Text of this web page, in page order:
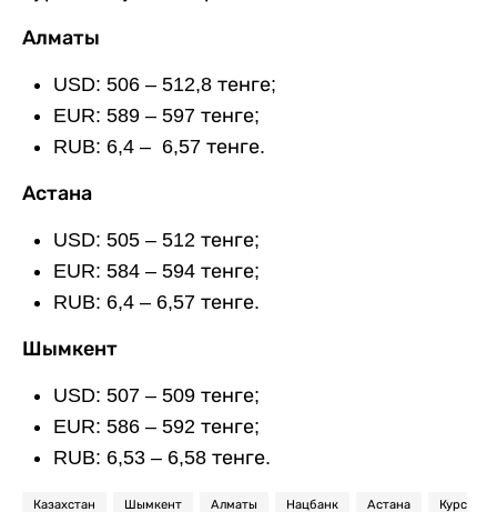
Алматы
USD: 506 – 512,8 тенге;
EUR: 589 – 597 тенге;
RUB: 6,4 – 6,57 тенге.
Астана
USD: 505 – 512 тенге;
EUR: 584 – 594 тенге;
RUB: 6,4 – 6,57 тенге.
Шымкент
USD: 507 – 509 тенге;
EUR: 586 – 592 тенге;
RUB: 6,53 – 6,58 тенге.
Казахстан Шымкент Алматы Нацбанк Астана Курс